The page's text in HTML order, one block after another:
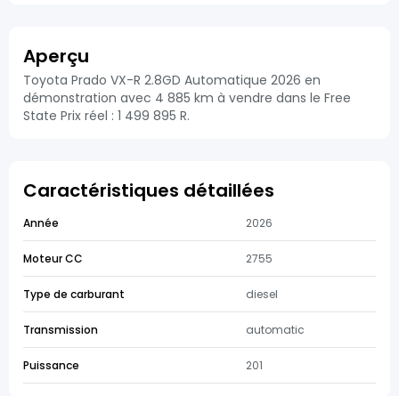
Aperçu
Toyota Prado VX-R 2.8GD Automatique 2026 en
démonstration avec 4 885 km à vendre dans le Free
State Prix réel : 1 499 895 R.
Caractéristiques détaillées
Année 2026
Moteur CC 2755
Type de carburant diesel
Transmission automatic
Puissance 201